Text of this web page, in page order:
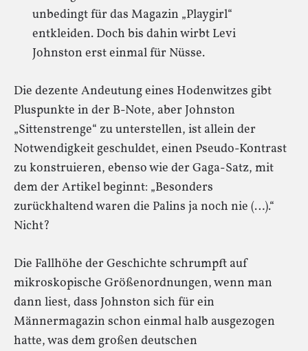
unbedingt für das Magazin „Playgirl“
entkleiden. Doch bis dahin wirbt Levi
Johnston erst einmal für Nüsse.
Die dezente Andeutung eines Hodenwitzes gibt
Pluspunkte in der B-Note, aber Johnston
„Sittenstrenge“ zu unterstellen, ist allein der
Notwendigkeit geschuldet, einen Pseudo-Kontrast
zu konstruieren, ebenso wie der Gaga-Satz, mit
dem der Artikel beginnt: „Besonders
zurückhaltend waren die Palins ja noch nie (…).“
Nicht?
Die Fallhöhe der Geschichte schrumpft auf
mikroskopische Größenordnungen, wenn man
dann liest, dass Johnston sich für ein
Männermagazin schon einmal halb ausgezogen
hatte, was dem großen deutschen